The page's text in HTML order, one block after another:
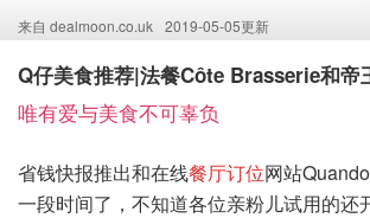
来自 dealmoon.co.uk 2019-05-05更新
Q仔美食推荐|法餐Côte Brasserie和帝
唯有爱与美食不可辜负
省钱快报推出和在线餐厅订位网站
一段时间了，不知道各位亲粉儿试用的还